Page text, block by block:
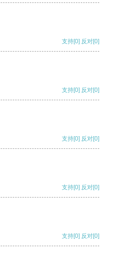
支持[0] 反对[0]
支持[0] 反对[0]
支持[0] 反对[0]
支持[0] 反对[0]
支持[0] 反对[0]